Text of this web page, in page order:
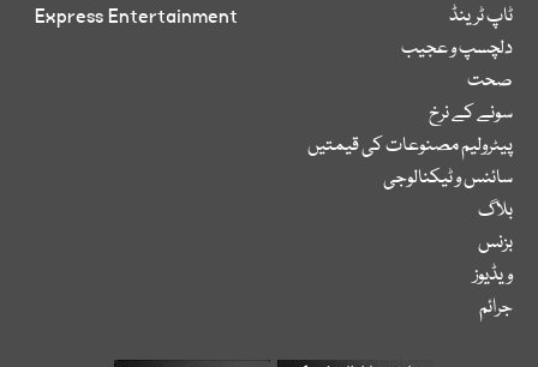
ٹاپ ٹرینڈ
دلچسپ و عجیب
صحت
سونے کے نرخ
پیٹرولیم مصنوعات کی قیمتیں
سائنس و ٹیکنالوجی
بلاگ
بزنس
ویڈیوز
جرائم
Express Entertainment